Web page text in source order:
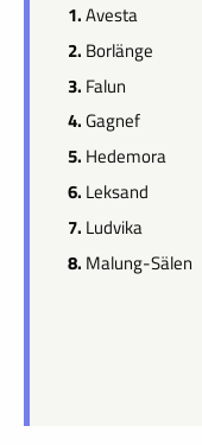
1.Avesta
2. Borlänge
3. Falun
4.Gagnef
5. Hedemora
6. Leksand
7. Ludvika
8. Malung-Sälen